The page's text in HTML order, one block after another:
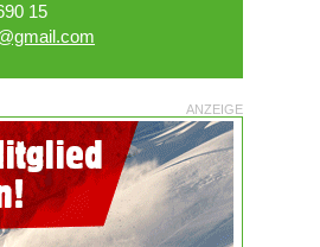
15
ANZEIGE